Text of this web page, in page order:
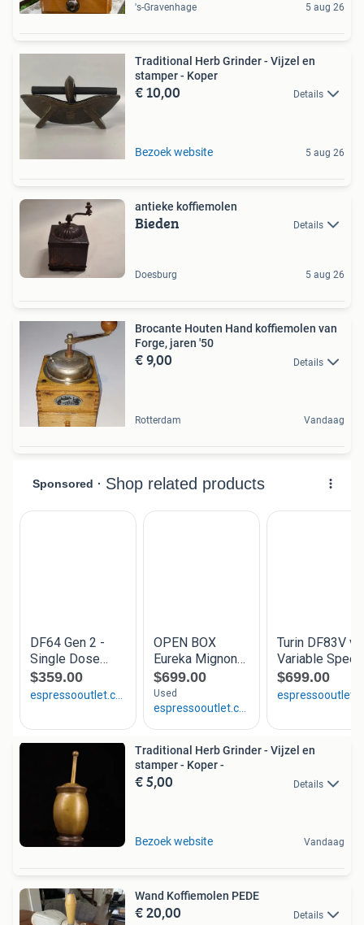
's-Gravenhage 5 aug 26
Traditional Herb Grinder - Vijzel en
stamper - Koper
€ 10,00 Details
Bezoek website 5 aug 26
antieke koffiemolen
Bieden Details
Doesburg 5 aug 26
Brocante Houten Hand koffiemolen van
Forge, jaren '50
€ 9,00 Details
Rotterdam Vandaag
Traditional Herb Grinder - Vijzel en
stamper - Koper -
€ 5,00 Details
Bezoek website Vandaag
Wand Koffiemolen PEDE
€ 20,00 Details